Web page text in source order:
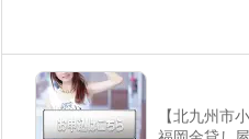
【北九州市